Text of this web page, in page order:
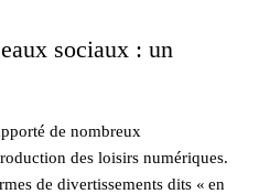
sociaux : un
de nombreux
des loisirs numériques.
de divertissements dits « en